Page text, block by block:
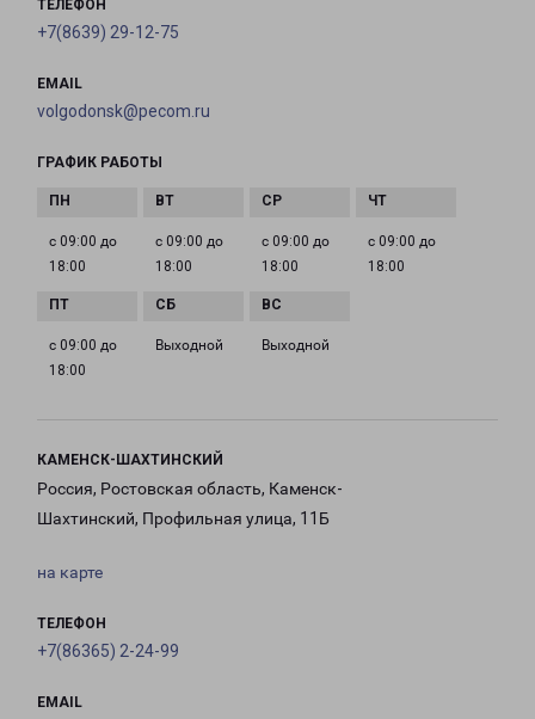
ТЕЛЕФОН
+7(8639) 29-12-75
EMAIL
volgodonsk@pecom.ru
ГРАФИК РАБОТЫ
с 09:00 до
18:00
с 09:00 до
18:00
с 09:00 до
18:00
с 09:00 до
18:00
с 09:00 до
18:00
Выходной Выходной
КАМЕНСК-ШАХТИНСКИЙ
Россия, Ростовская область, Каменск-
Шахтинский, Профильная улица, 11Б
на карте
ТЕЛЕФОН
+7(86365) 2-24-99
EMAIL